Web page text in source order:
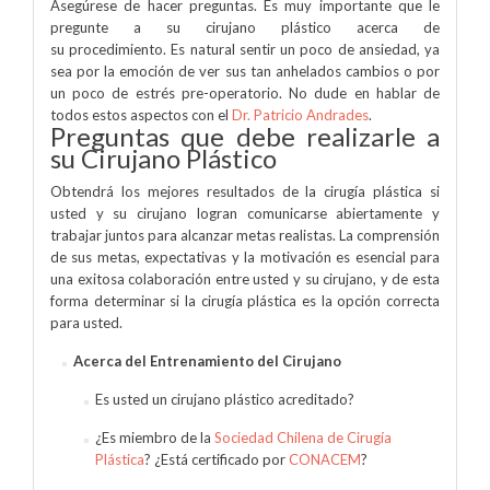
Asegúrese de hacer preguntas. Es muy importante que le
pregunte a su cirujano plástico acerca de
su procedimiento. Es natural sentir un poco de ansiedad, ya
sea por la emoción de ver sus tan anhelados cambios o por
un poco de estrés pre-operatorio. No dude en hablar de
todos estos aspectos con el Dr. Patricio Andrades.
Preguntas que debe realizarle a
su Cirujano Plástico
Obtendrá los mejores resultados de la cirugía plástica si
usted y su cirujano logran comunicarse abiertamente y
trabajar juntos para alcanzar metas realistas. La comprensión
de sus metas, expectativas y la motivación es esencial para
una exitosa colaboración entre usted y su cirujano, y de esta
forma determinar si la cirugía plástica es la opción correcta
para usted.
Acerca del Entrenamiento del Cirujano
Es usted un cirujano plástico acreditado?
¿Es miembro de la Sociedad Chilena de Cirugía
Plástica? ¿Está certificado porCONACEM?